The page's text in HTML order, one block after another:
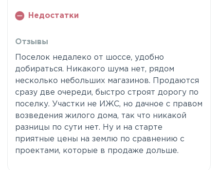
Недостатки
Отзывы
Поселок недалеко от шоссе, удобно
добираться. Никакого шума нет, рядом
несколько небольших магазинов. Продаются
сразу две очереди, быстро строят дорогу по
поселку. Участки не ИЖС, но дачное с правом
возведения жилого дома, так что никакой
разницы по сути нет. Ну и на старте
приятные цены на землю по сравнению с
проектами, которые в продаже дольше.